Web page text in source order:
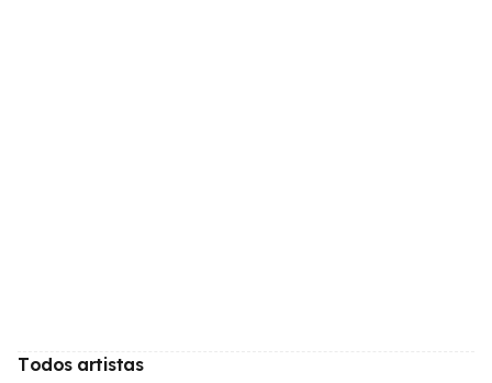
Todos artistas